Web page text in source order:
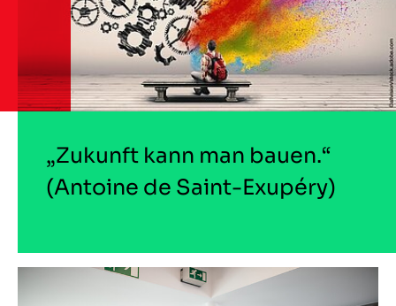
„Zukunft kann man bauen.“
(Antoine de Saint-Exupéry)